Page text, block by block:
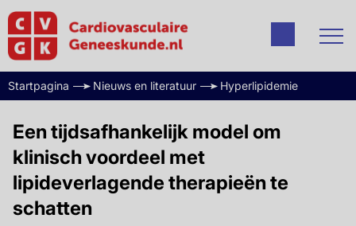
Startpagina Nieuws en literatuur Hyperlipidemie
Een tijdsafhankelijk model om
klinisch voordeel met
lipideverlagende therapieën te
schatten